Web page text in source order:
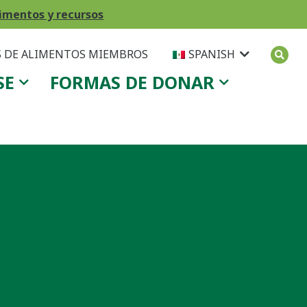
y recursos
DE ALIMENTOS MIEMBROS SPANISH
FORMAS DE DONAR